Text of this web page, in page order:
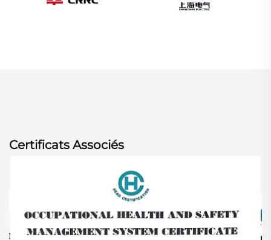
Certificats Associés